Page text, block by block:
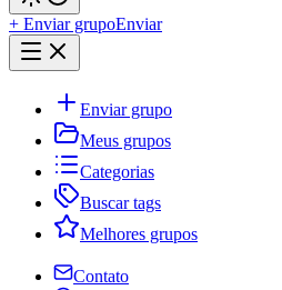
+ Enviar grupoEnviar
Enviar grupo
Meus grupos
Categorias
Buscar tags
Melhores grupos
Contato